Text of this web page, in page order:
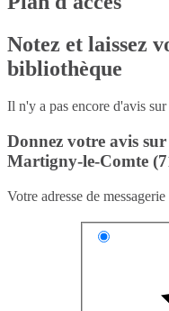
Notez et laissez
bibliothèque
Il n'y a pas encore d'avis sur
Donnez votre avis
Martigny-le-Comte
Votre adresse de